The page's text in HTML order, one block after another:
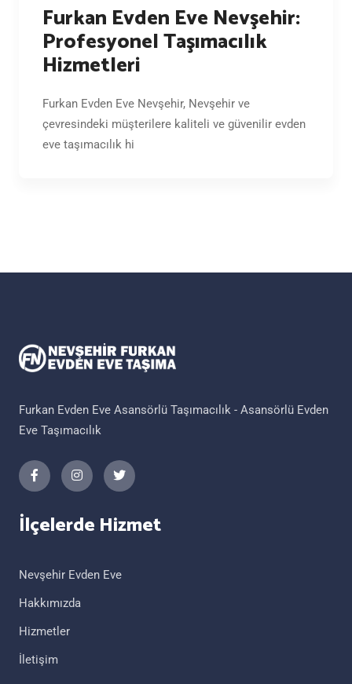
Furkan Evden Eve Nevşehir:
Profesyonel Taşımacılık
Hizmetleri
Furkan Evden Eve Nevşehir, Nevşehir ve
çevresindeki müşterilere kaliteli ve güvenilir evden
eve taşımacılık hi
Furkan Evden Eve Asansörlü Taşımacılık - Asansörlü Evden
Eve Taşımacılık
İlçelerde Hizmet
Nevşehir Evden Eve
Hakkımızda
Hizmetler
İletişim